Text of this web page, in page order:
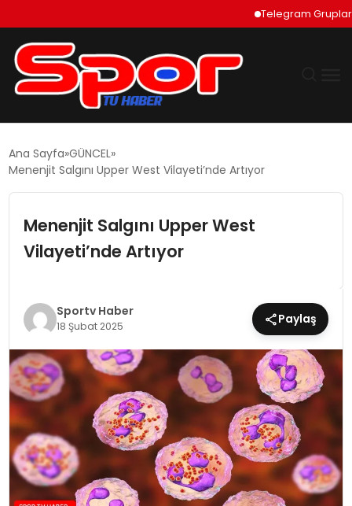
Telegram Grupları
EKONOMI
SIYASET
TEKNOLOJI
EĞITIM
MAGAZIN
SPOR
YAŞAM
Ana Sayfa GÜNCEL
Menenjit Salgını Upper West Vilayeti’nde Artıyor
Menenjit Salgını Upper West
Vilayeti’nde Artıyor
Sportv Haber
18 Şubat 2025 Paylaş